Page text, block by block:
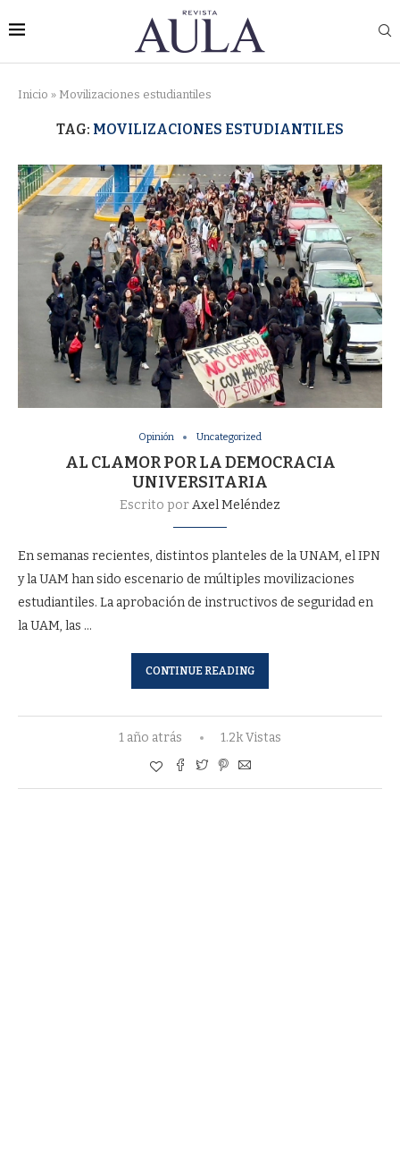
Inicio » Movilizaciones estudiantiles
TAG: MOVILIZACIONES ESTUDIANTILES
Opinión Uncategorized
AL CLAMOR POR LA DEMOCRACIA
UNIVERSITARIA
Escrito porAxel Meléndez
En semanas recientes, distintos planteles de la UNAM, el IPN
y la UAM han sido escenario de múltiples movilizaciones
estudiantiles. La aprobación de instructivos de seguridad en
la UAM, las …
CONTINUE READING
1 año atrás 1.2k Vistas